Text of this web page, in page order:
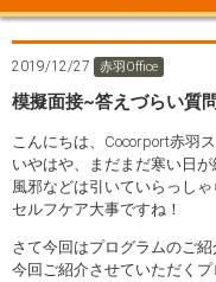
2019/12/27 赤羽Office
模擬面接~答えづらい質
こんにちは、Cocorport赤羽ス
いやはや、まだまだ寒い日が
風邪などは引いていらっし
セルフケア大事ですね！
さて今回はプログラムのご紹
今回ご紹介させていただく